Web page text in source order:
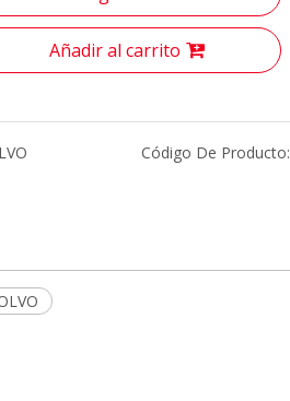
Añadir al carrito
Código De Producto: